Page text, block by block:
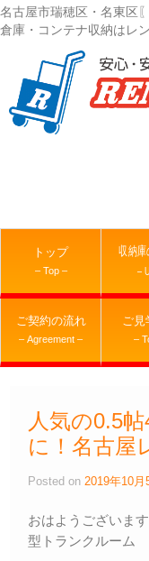
名古屋市瑞穂区・名東区
倉庫・コンテナ収納はレ
トップ
– Top –
収納
–
ご契約の流れ
– Agreement –
ご見
–
人気の0.5
に！名古屋
Posted on 2019年10月
おはようございま
型トランクルーム